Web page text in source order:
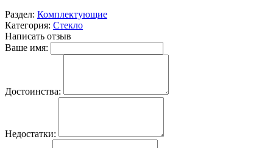
Раздел: Комплектующие
Категория: Стекло
Написать отзыв
Ваше имя:
Достоинства:
Недостатки: